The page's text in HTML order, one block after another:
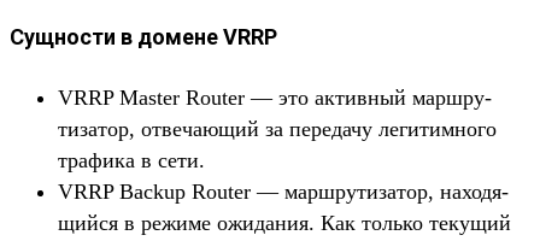
Сущности в домене VRRP
VRRP Master Router — это активный мар­шру­
тиза­тор, отве­чающий за переда­чу легитим­ного
тра­фика в сети.
VRRP Backup Router — мар­шру­тиза­тор, находя­
щий­ся в режиме ожи­дания. Как толь­ко текущий